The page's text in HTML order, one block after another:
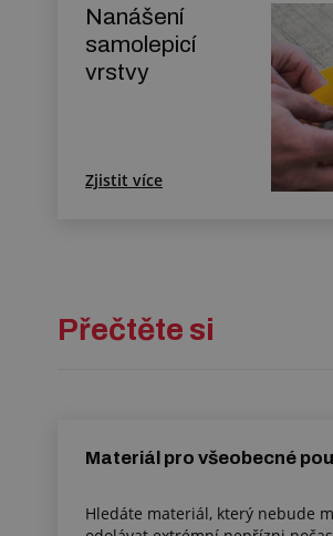
Nanášení
samolepicí
vrstvy
Zjistit více
Přečtěte si
Materiál pro všeobecné
Hledáte materiál, který nebude